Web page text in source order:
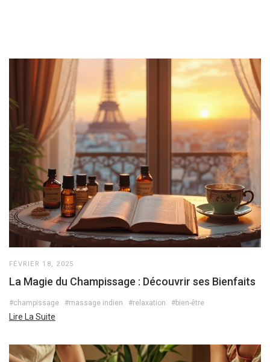
FÉVRIER 18, 2025
La Magie du Champissage : Découvrir ses Bienfaits
#champissage #massage indien #relaxation #bien-être
Lire La Suite